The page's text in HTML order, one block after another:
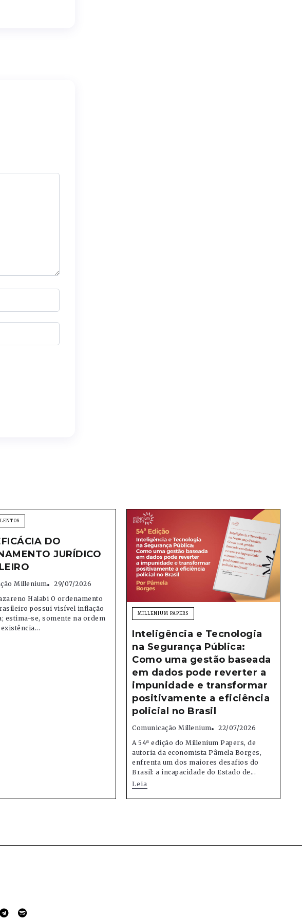
DO
JURÍDICO
Millenium
29/07/2026
Halabi O ordenamento
possui visível inflação
estima-se, somente na ordem
MILLENIUM PAPERS
Inteligência e Tecnologia
na Segurança Pública:
Como uma gestão baseada
em dados pode reverter a
impunidade e transformar
positivamente a eficiência
policial no Brasil
Comunicação Millenium
22/07/2026
A 54ª edição do Millenium Papers, de
autoria da economista Pâmela Borges,
enfrenta um dos maiores desafios do
Brasil: a incapacidade do Estado de...
Leia